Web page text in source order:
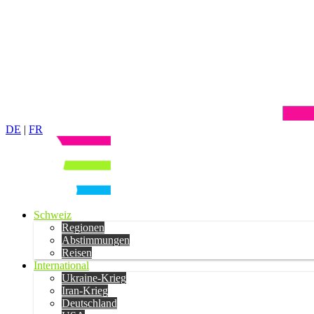
DE | FR
Schweiz
Regionen
Abstimmungen
Reisen
International
Ukraine-Krieg
Iran-Krieg
Deutschland